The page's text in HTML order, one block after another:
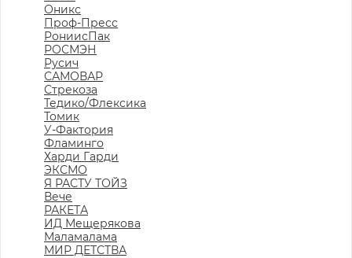
Оникс
Проф-Пресс
РониисПак
РОСМЭН
Русич
САМОВАР
Стрекоза
Тедико/Флексика
Томик
У-Фактория
Фламинго
Харди Гарди
ЭКСМО
Я РАСТУ ТОЙЗ
Вече
РАКЕТА
ИД Мещерякова
Маламалама
МИР ДЕТСТВА